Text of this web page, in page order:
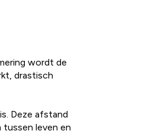
wordt de
drastisch
Deze afstand
leven en